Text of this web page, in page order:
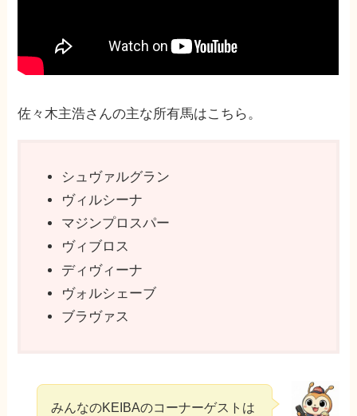
佐々木主浩さんの主な所有馬はこちら。
シュヴァルグラン
ヴィルシーナ
マジンプロスパー
ヴィブロス
ディヴィーナ
ヴォルシェーブ
ブラヴァス
みんなのKEIBAのコーナーゲストは